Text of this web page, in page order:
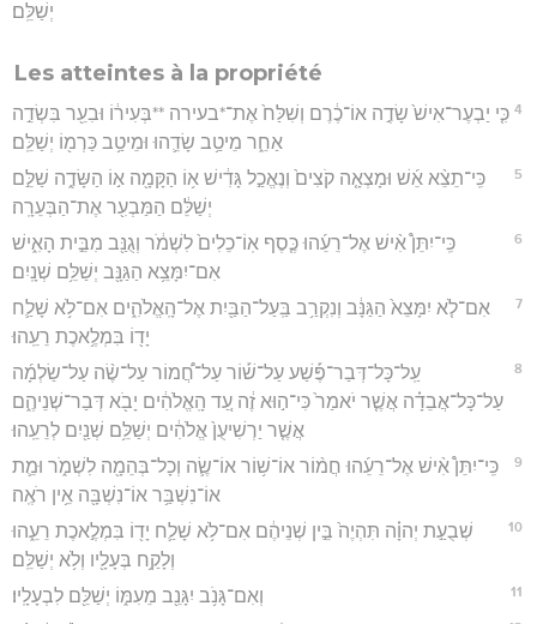
יְשַׁלֵּֽם׃
Les atteintes à la propriété
4 כִּ֤י יַבְעֶר־אִישׁ֙ שָׂדֶ֣ה אוֹ־כֶ֔רֶם וְשִׁלַּח֙ אֶת־*בעירה **בְּעִיר֔וֹ וּבִעֵ֖ר בִּשְׂדֵ֣ה
אַחֵ֑ר מֵיטַ֥ב שָׂדֵ֛הוּ וּמֵיטַ֥ב כַּרְמ֖וֹ יְשַׁלֵּֽם׃
5
כִּֽי־תֵצֵ֨א אֵ֜שׁ וּמָצְאָ֤ה קֹצִים֙ וְנֶאֱכַ֣ל גָּדִ֔ישׁ א֥וֹ הַקָּמָ֖ה א֣וֹ הַשָּׂדֶ֑ה שַׁלֵּ֣ם
יְשַׁלֵּ֔ם הַמַּבְעִ֖ר אֶת־הַבְּעֵרָֽה׃
6
כִּֽי־יִתֵּן֩ אִ֨ישׁ אֶל־רֵעֵ֜הוּ כֶּ֤סֶף אֽוֹ־כֵלִים֙ לִשְׁמֹ֔ר וְגֻנַּ֖ב מִבֵּ֣ית הָאִ֑ישׁ
אִם־יִמָּצֵ֥א הַגַּנָּ֖ב יְשַׁלֵּ֥ם שְׁנָֽיִם׃
7
אִם־לֹ֤א יִמָּצֵא֙ הַגַּנָּ֔ב וְנִקְרַ֥ב בַּֽעַל־הַבַּ֖יִת אֶל־הָֽאֱלֹהִ֑ים אִם־לֹ֥א שָׁלַ֛ח
יָד֖וֹ בִּמְלֶ֥אכֶת רֵעֵֽהוּ׃
8
עַֽל־כָּל־דְּבַר־פֶּ֡שַׁע עַל־שׁ֡וֹר עַל־חֲ֠מוֹר עַל־שֶׂ֨ה עַל־שַׂלְמָ֜ה
עַל־כָּל־אֲבֵדָ֗ה אֲשֶׁ֤ר יֹאמַר֙ כִּי־ה֣וּא זֶ֔ה עַ֚ד הָֽאֱלֹהִ֔ים יָבֹ֖א דְּבַר־שְׁנֵיהֶ֑ם
אֲשֶׁ֤ר יַרְשִׁיעֻן֙ אֱלֹהִ֔ים יְשַׁלֵּ֥ם שְׁנַ֖יִם לְרֵעֵֽהוּ׃
9
כִּֽי־יִתֵּן֩ אִ֨ישׁ אֶל־רֵעֵ֜הוּ חֲמ֨וֹר אוֹ־שׁ֥וֹר אוֹ־שֶׂ֛ה וְכָל־בְּהֵמָ֖ה לִשְׁמֹ֑ר וּמֵ֛ת
אוֹ־נִשְׁבַּ֥ר אוֹ־נִשְׁבָּ֖ה אֵ֥ין רֹאֶֽה׃
10
שְׁבֻעַ֣ת יְהוָ֗ה תִּהְיֶה֙ בֵּ֣ין שְׁנֵיהֶ֔ם אִם־לֹ֥א שָׁלַ֛ח יָד֖וֹ בִּמְלֶ֣אכֶת רֵעֵ֑הוּ
וְלָקַ֥ח בְּעָלָ֖יו וְלֹ֥א יְשַׁלֵּֽם׃
11 וְאִם־גָּנֹ֥ב יִגָּנֵ֖ב מֵעִמּ֑וֹ יְשַׁלֵּ֖ם לִבְעָלָֽיו׃